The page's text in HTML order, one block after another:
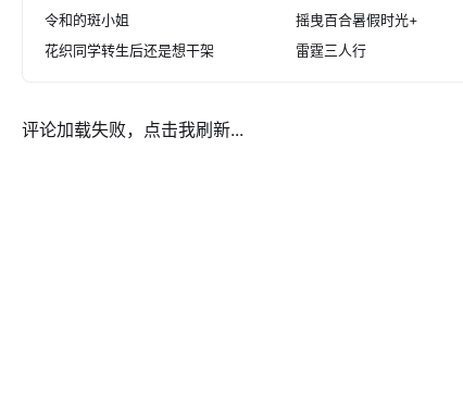
令和的斑小姐
摇曳百合暑假时光+
花织同学转生后还是想干架
雷霆三人行
评论加载失败，点击我刷新...